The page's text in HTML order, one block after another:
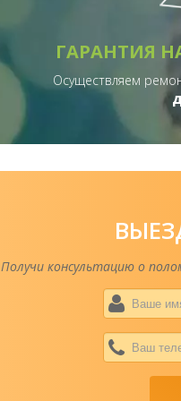
ГАРАНТИЯ
Осуществляем
Получи консультацию о